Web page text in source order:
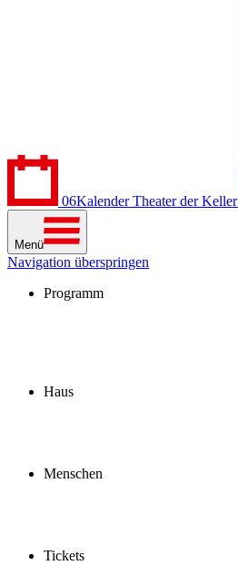
06Kalender Theater der Keller
Menü
Navigation überspringen
Programm
Haus
Menschen
Tickets